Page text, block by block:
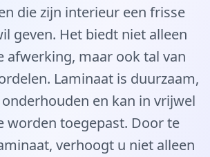
die zijn interieur een frisse
geven. Het biedt niet alleen
afwerking, maar ook tal van
Laminaat is duurzaam,
en kan in vrijwel
worden toegepast. Door te
verhoogt u niet alleen